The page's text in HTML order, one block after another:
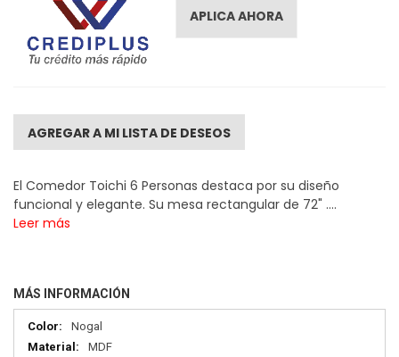
APLICA AHORA
AGREGAR A MI LISTA DE DESEOS
El Comedor Toichi 6 Personas destaca por su diseño
funcional y elegante. Su mesa rectangular de 72" ....
Leer más
MÁS INFORMACIÓN
Más
información
Nogal
MDF